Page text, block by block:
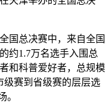
国总决赛中，来自全国
约1.7万名选手入围总
和科普爱好者，总规模
级赛到省级赛的层层选
。